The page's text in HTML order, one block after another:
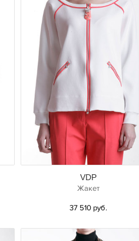
VDP
Жакет
37 510 руб.